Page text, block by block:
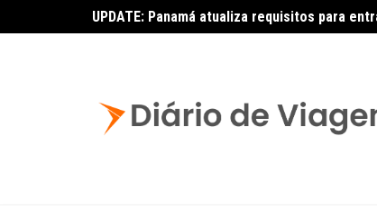
UPDATE: Panamá atualiza requisitos para